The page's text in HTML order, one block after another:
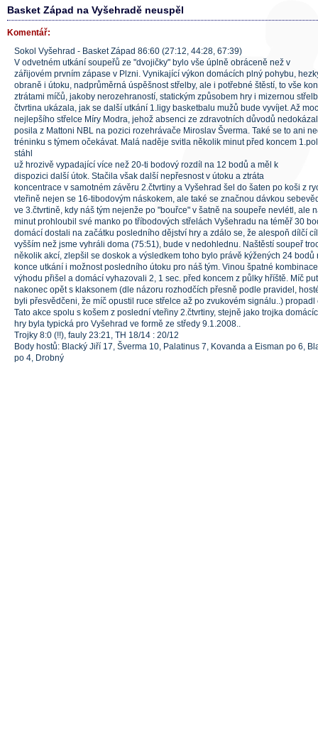
Basket Západ na Vyšehradě neuspěl
Komentář:
Sokol Vyšehrad - Basket Západ 86:60 (27:12, 44:28, 67:39)
V odvetném utkání soupeřů ze "dvojičky" bylo vše úplně obráceně než v
zářijovém prvním zápase v Plzni. Vynikající výkon domácích plný pohybu,
obraně i útoku, nadprůměrná úspěšnost střelby, ale i potřebné štěstí, to vše
ztrátami míčů, jakoby nerozehraností, statickým způsobem hry i mizernou
čtvrtina ukázala, jak se další utkání 1.ligy basketbalu mužů bude vyvíjet. Až
nejlepšího střelce Míry Modra, jehož absenci ze zdravotních důvodů
posila z Mattoni NBL na pozici rozehrávače Miroslav Šverma. Také se to ani
tréninku s týmem očekávat. Malá naděje svitla několik minut před koncem
stáhl
už hrozivě vypadající více než 20-ti bodový rozdíl na 12 bodů a měl k
dispozici další útok. Stačila však další nepřesnost v útoku a ztráta
koncentrace v samotném závěru 2.čtvrtiny a Vyšehrad šel do šaten po koši z
vteřině nejen se 16-tibodovým náskokem, ale také se značnou dávkou
ve 3.čtvrtině, kdy náš tým nejenže po "bouřce" v šatně na soupeře nevlétl, ale
minut prohloubil své manko po tříbodových střelách Vyšehradu na téměř 30
domácí dostali na začátku posledního dějství hry a zdálo se, že alespoň dílčí
vyšším než jsme vyhráli doma (75:51), bude v nedohlednu. Naštěstí soupeř
několik akcí, zlepšil se doskok a výsledkem toho bylo právě kýžených 24
konce utkání i možnost posledního útoku pro náš tým. Vinou špatné
výhodu přišel a domácí vyhazovali 2, 1 sec. před koncem z půlky hříště. Míč
nakonec opět s klaksonem (dle názoru rozhodčích přesně podle pravidel,
byli přesvědčeni, že míč opustil ruce střelce až po zvukovém signálu..)
Tato akce spolu s košem z poslední vteřiny 2.čtvrtiny, stejně jako trojka
hry byla typická pro Vyšehrad ve formě ze středy 9.1.2008..
Trojky 8:0 (!!), fauly 23:21, TH 18/14 : 20/12
Body hostů: Blacký Jiří 17, Šverma 10, Palatinus 7, Kovanda a Eisman po 6,
po 4, Drobný